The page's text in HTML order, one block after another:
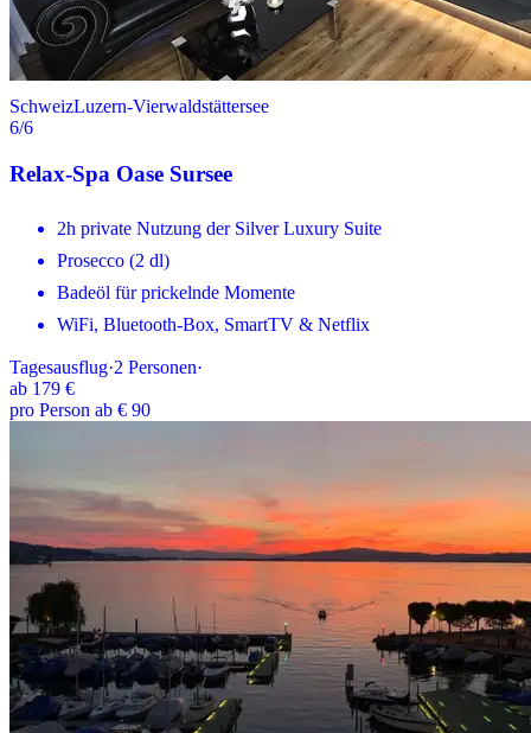
SchweizLuzern-Vierwaldstättersee
6/6
Relax-Spa Oase Sursee
2h private Nutzung der Silver Luxury Suite
Prosecco (2 dl)
Badeöl für prickelnde Momente
WiFi, Bluetooth-Box, SmartTV & Netflix
Tagesausflug·2 Personen·
ab 179 €
pro Person ab € 90